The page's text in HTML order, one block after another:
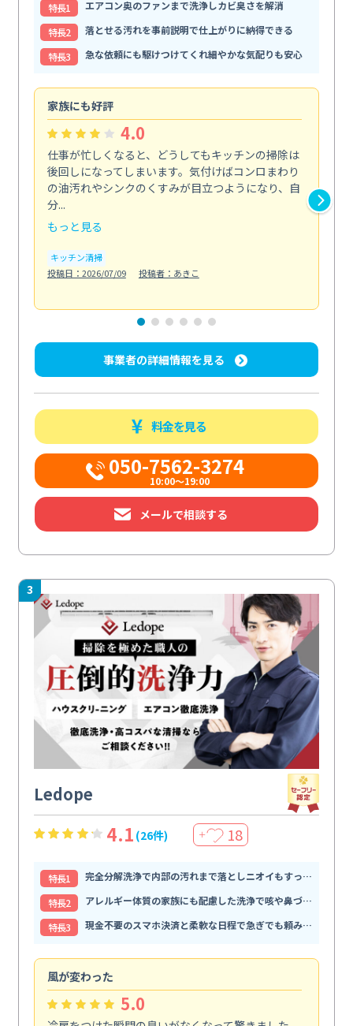
特⻑1
エアコン奥のファンまで洗浄しカビ臭さを解消
特⻑2
落とせる汚れを事前説明で仕上がりに納得できる
特⻑3
急な依頼にも駆けつけてくれ細やかな気配りも安心
家族にも好評
4.0
仕事が忙しくなると、どうしてもキッチンの掃除は
後回しになってしまいます。気付けばコンロまわり
の油汚れやシンクのくすみが目立つようになり、自
分...
もっと見る
キッチン清掃
投稿日：2026/07/09
投稿者：あきこ
事業者の詳細情報を見る
料金を見る
050-7562-3274
10:00〜19:00
メールで相談する
3
Ledope
4.1 (26件) ＋ 18
特⻑1
完全分解洗浄で内部の汚れまで落としニオイもすっきり解消
特⻑2
アレルギー体質の家族にも配慮した洗浄で咳や鼻づまりが和らぐ
特⻑3
現金不要のスマホ決済と柔軟な日程で急ぎでも頼みやすい
風が変わった
5.0